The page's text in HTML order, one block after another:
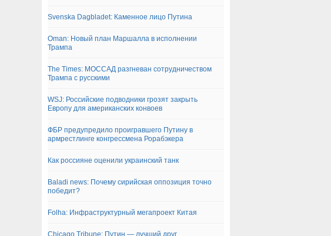
Svenska Dagbladet: Каменное лицо Путина
Oman: Новый план Маршалла в исполнении
Трампа
The Times: МОССАД разгневан сотрудничеством
Трампа с русскими
WSJ: Российские подводники грозят закрыть
Европу для американских конвоев
ФБР предупредило проигравшего Путину в
армрестлинге конгрессмена Рорабэкера
Как россияне оценили украинский танк
Baladi news: Почему сирийская оппозиция точно
победит?
Folha: Инфраструктурный мегапроект Китая
Chicago Tribune: Путин — лучший друг